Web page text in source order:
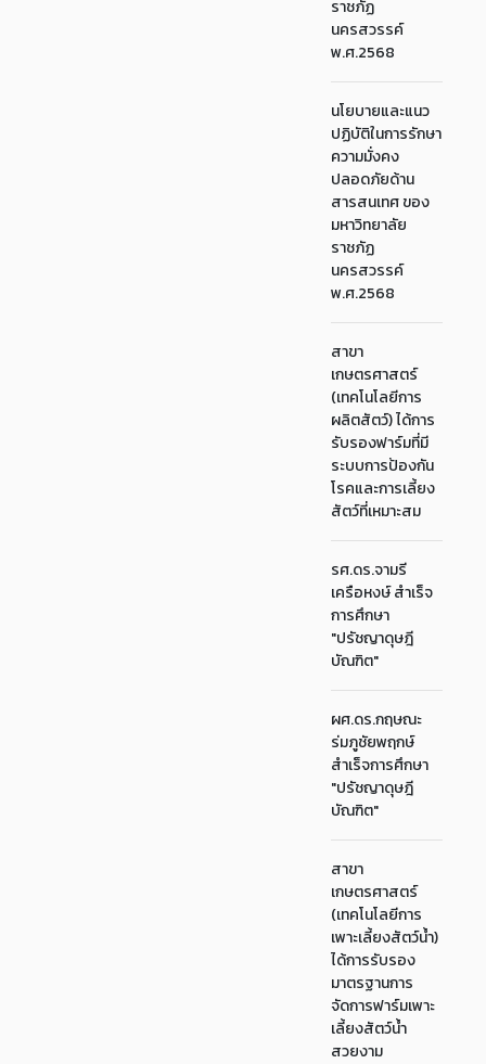
ราชภัฏ
นครสวรรค์
พ.ศ.2568
นโยบายและแนว
ปฏิบัติในการรักษา
ความมั่งคง
ปลอดภัยด้าน
สารสนเทศ ของ
มหาวิทยาลัย
ราชภัฏ
นครสวรรค์
พ.ศ.2568
สาขา
เกษตรศาสตร์
(เทคโนโลยีการ
ผลิตสัตว์) ได้การ
รับรองฟาร์มที่มี
ระบบการป้องกัน
โรคและการเลี้ยง
สัตว์ที่เหมาะสม
รศ.ดร.จามรี
เครือหงษ์ สำเร็จ
การศึกษา
"ปรัชญาดุษฎี
บัณฑิต"
ผศ.ดร.กฤษณะ
ร่มภูชัยพฤกษ์
สำเร็จการศึกษา
"ปรัชญาดุษฎี
บัณฑิต"
สาขา
เกษตรศาสตร์
(เทคโนโลยีการ
เพาะเลี้ยงสัตว์น้ำ)
ได้การรับรอง
มาตรฐานการ
จัดการฟาร์มเพาะ
เลี้ยงสัตว์น้ำ
สวยงาม